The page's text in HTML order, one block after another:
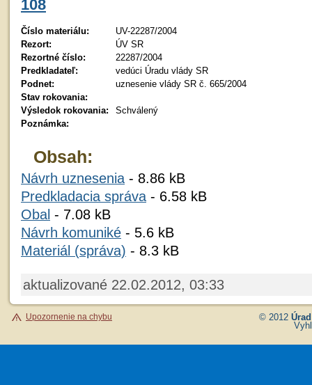
108
Číslo materiálu:
UV-22287/2004
Rezort:
ÚV SR
Rezortné číslo:
22287/2004
Predkladateľ:
vedúci Úradu vlády SR
Podnet:
uznesenie vlády SR č. 665/2004
Stav rokovania:
Výsledok rokovania:
Schválený
Poznámka:
Obsah:
Návrh uznesenia - 8.86 kB
Predkladacia správa - 6.58 kB
Obal - 7.08 kB
Návrh komuniké - 5.6 kB
Materiál (správa) - 8.3 kB
aktualizované 22.02.2012, 03:33
Upozornenie na chybu © 2012